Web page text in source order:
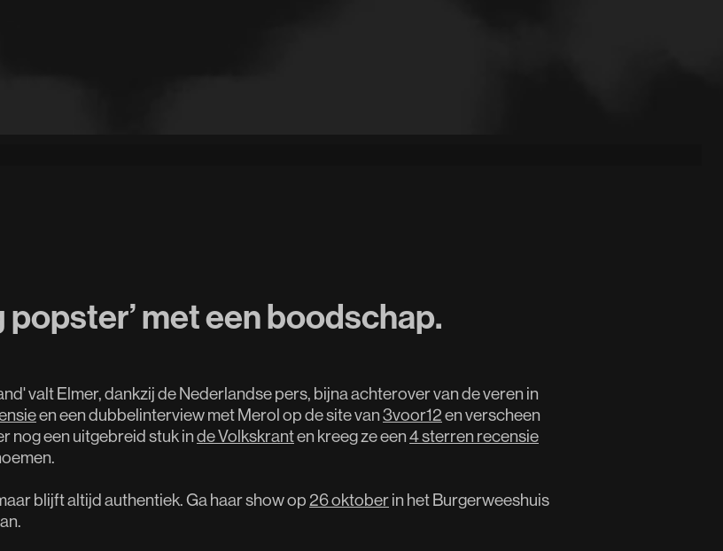
popster’ met een boodschap.
valt Elmer, dankzij de Nederlandse pers, bijna achterover van de veren in
en een dubbelinterview met Merol op de site van3voor12en verscheen
nog een uitgebreid stuk inde Volkskranten kreeg ze een4 sterren recensie
blijft altijd authentiek. Ga haar show op26 oktoberin het Burgerweeshuis